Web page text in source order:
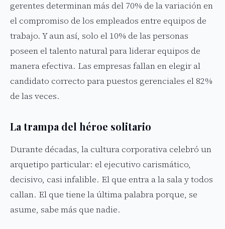
gerentes determinan más del 70% de la variación en
el compromiso de los empleados entre equipos de
trabajo. Y aun así, solo el 10% de las personas
poseen el talento natural para liderar equipos de
manera efectiva. Las empresas fallan en elegir al
candidato correcto para puestos gerenciales el 82%
de las veces.
La trampa del héroe solitario
Durante décadas, la cultura corporativa celebró un
arquetipo particular: el ejecutivo carismático,
decisivo, casi infalible. El que entra a la sala y todos
callan. El que tiene la última palabra porque, se
asume, sabe más que nadie.